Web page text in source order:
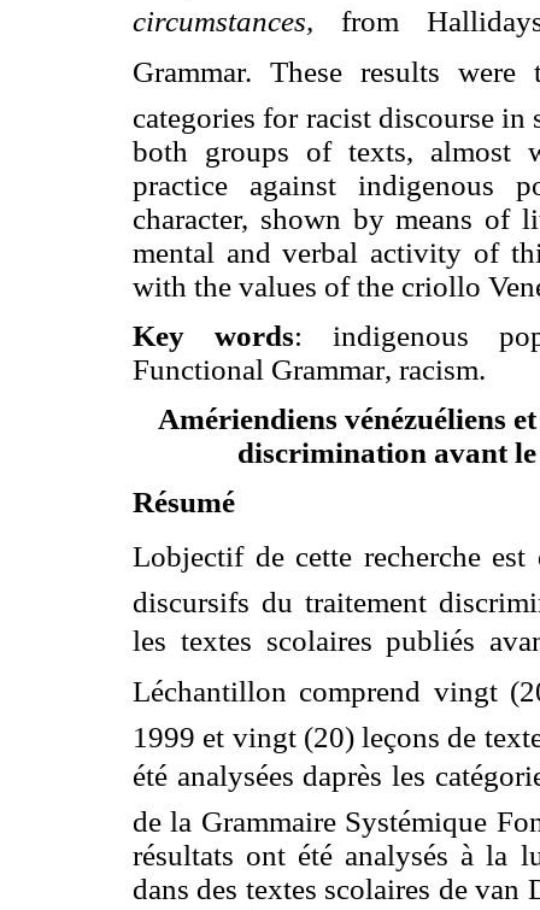
circumstances, from
Grammar. These results
categories for racist discourse
both groups of texts, almost
practice against indigenous
character, shown by means of
mental and verbal activity of
with the values of the criollo
Key words: indigenous
Functional Grammar, racism.
Amériendiens vénézuéliens
discrimination avant
Résumé
Lobjectif de cette recherche
discursifs du traitement
les textes scolaires publiés
Léchantillon comprend vingt
1999 et vingt (20) leçons de
été analysées daprès les
de la Grammaire Systémique
résultats ont été analysés à la
dans des textes scolaires de